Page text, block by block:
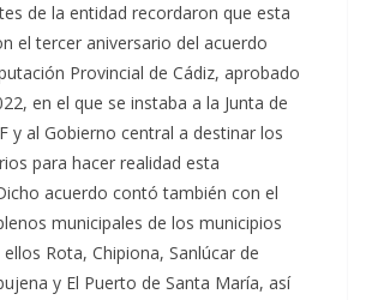
de la entidad recordaron que esta
el tercer aniversario del acuerdo
Provincial de Cádiz, aprobado
en el que se instaba a la Junta de
y al Gobierno central a destinar los
para hacer realidad esta
acuerdo contó también con el
municipales de los municipios
Rota, Chipiona, Sanlúcar de
y El Puerto de Santa María, así